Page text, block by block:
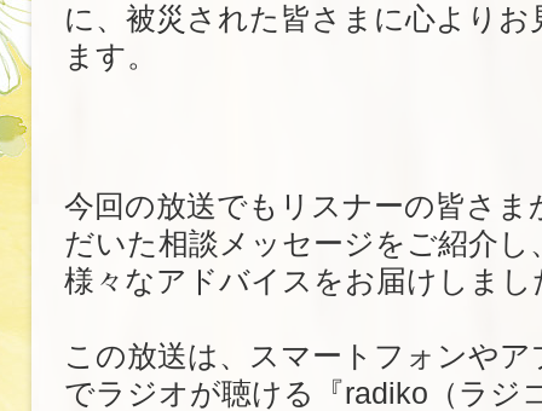
に、被災された皆さまに心よりお
ます。
今回の放送でもリスナーの皆さま
だいた相談メッセージをご紹介し
様々なアドバイスをお届けしまし
この放送は、スマートフォンや
でラジオが聴ける『radiko（ラジ